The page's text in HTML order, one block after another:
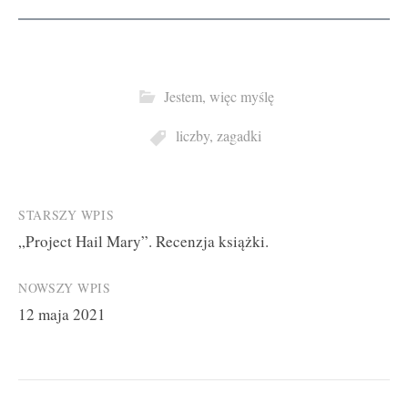
Jestem, więc myślę
liczby, zagadki
Post
navigation
STARSZY WPIS
„Project Hail Mary”. Recenzja książki.
NOWSZY WPIS
12 maja 2021